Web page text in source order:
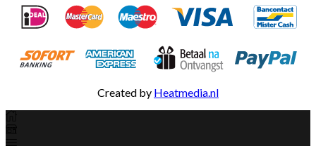
Created by Heatmedia.nl